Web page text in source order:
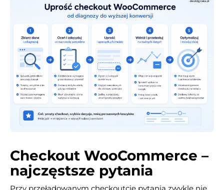
Checkout WooCommerce –
najczęstsze pytania